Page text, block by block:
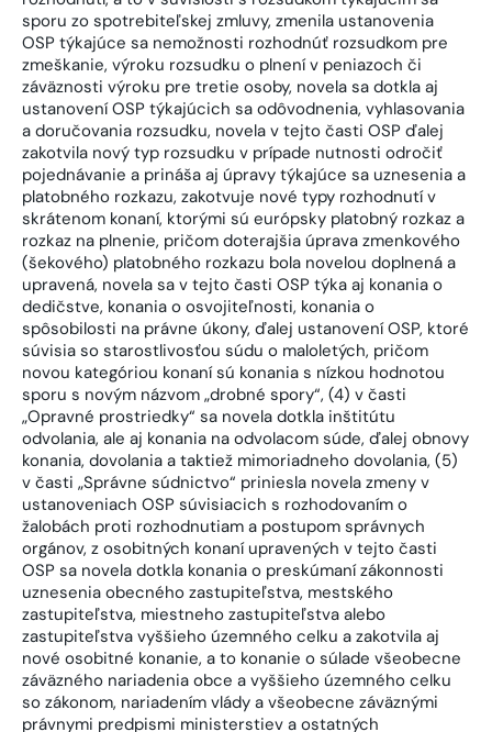
sporu zo spotrebiteľskej zmluvy, zmenila ustanovenia
OSP týkajúce sa nemožnosti rozhodnúť rozsudkom pre
zmeškanie, výroku rozsudku o plnení v peniazoch či
záväznosti výroku pre tretie osoby, novela sa dotkla aj
ustanovení OSP týkajúcich sa odôvodnenia, vyhlasovania
a doručovania rozsudku, novela v tejto časti OSP ďalej
zakotvila nový typ rozsudku v prípade nutnosti odročiť
pojednávanie a prináša aj úpravy týkajúce sa uznesenia a
platobného rozkazu, zakotvuje nové typy rozhodnutí v
skrátenom konaní, ktorými sú európsky platobný rozkaz a
rozkaz na plnenie, pričom doterajšia úprava zmenkového
(šekového) platobného rozkazu bola novelou doplnená a
upravená, novela sa v tejto časti OSP týka aj konania o
dedičstve, konania o osvojiteľnosti, konania o
spôsobilosti na právne úkony, ďalej ustanovení OSP, ktoré
súvisia so starostlivosťou súdu o maloletých, pričom
novou kategóriou konaní sú konania s nízkou hodnotou
sporu s novým názvom „drobné spory“, (4) v časti
„Opravné prostriedky“ sa novela dotkla inštitútu
odvolania, ale aj konania na odvolacom súde, ďalej obnovy
konania, dovolania a taktiež mimoriadneho dovolania, (5)
v časti „Správne súdnictvo“ priniesla novela zmeny v
ustanoveniach OSP súvisiacich s rozhodovaním o
žalobách proti rozhodnutiam a postupom správnych
orgánov, z osobitných konaní upravených v tejto časti
OSP sa novela dotkla konania o preskúmaní zákonnosti
uznesenia obecného zastupiteľstva, mestského
zastupiteľstva, miestneho zastupiteľstva alebo
zastupiteľstva vyššieho územného celku a zakotvila aj
nové osobitné konanie, a to konanie o súlade všeobecne
záväzného nariadenia obce a vyššieho územného celku
so zákonom, nariadením vlády a všeobecne záväznými
právnymi predpismi ministerstiev a ostatných